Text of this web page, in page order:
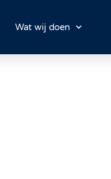
Wat wij doen